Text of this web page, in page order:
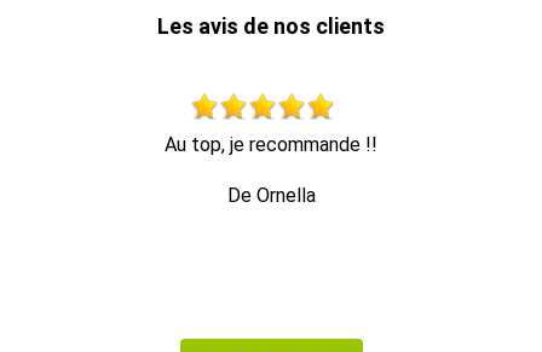
Les avis de nos clients
Travail propre et rapide, et enlèvement des déchets.
De Seb